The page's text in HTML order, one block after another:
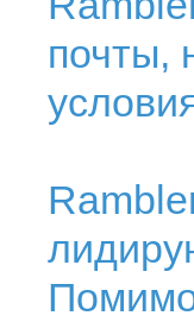
почты,